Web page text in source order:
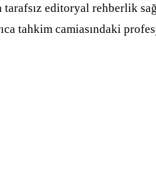
editoryal rehberlik
tahkim camiasındaki